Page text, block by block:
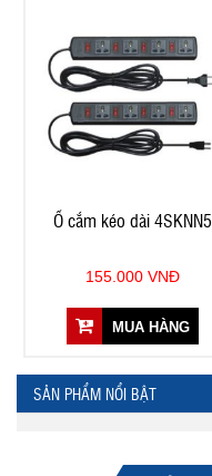
Ổ cắm kéo dài 4SKNN5
155.000 VNĐ
MUA HÀNG
SẢN PHẨM NỔI BẬT